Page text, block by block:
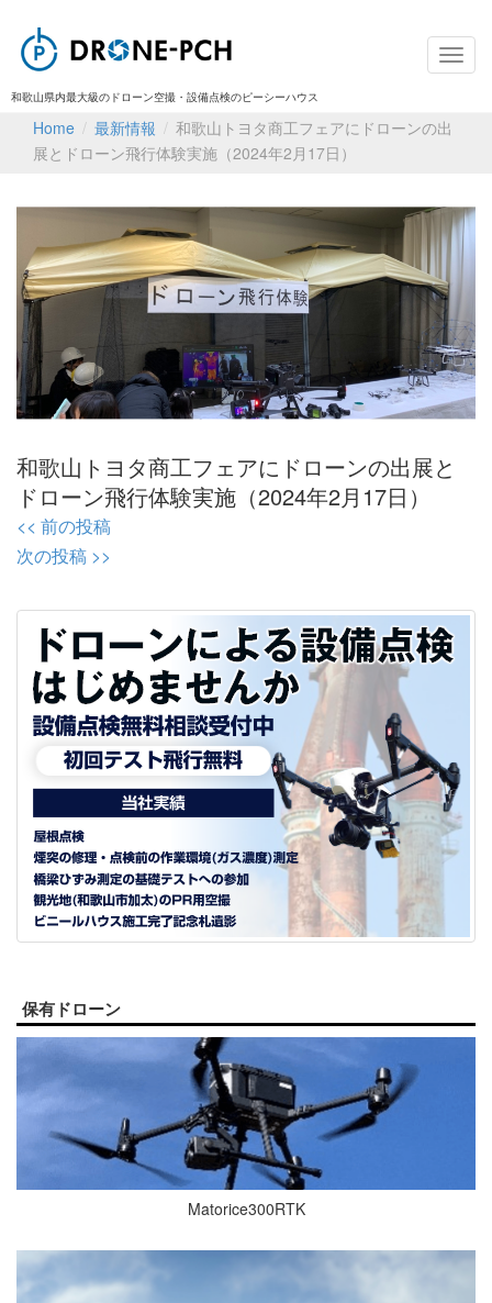
和歌山県内最大級のドローン空撮・設備点検のピーシーハウス
Home / 最新情報 / 和歌山トヨタ商工フェアにドローンの出
展とドローン飛行体験実施（2024年2月17日）
和歌山トヨタ商工フェアにドローンの出展と
ドローン飛行体験実施（2024年2月17日）
投
稿
ビ
ー
シ
ョ
<< 前の投稿
次の投稿 >>
保有ドローン
Matorice300RTK